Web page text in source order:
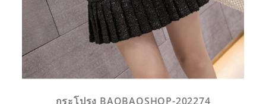
กระโปรง BAOBAOSHOP-202274